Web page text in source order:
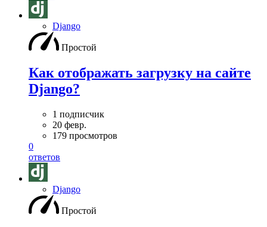
Django
Простой
Как отображать загрузку на сайте
Django?
1 подписчик
20 февр.
179 просмотров
0
ответов
Django
Простой